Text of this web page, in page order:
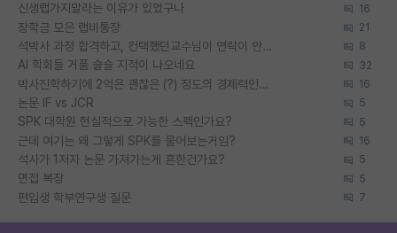
신생랩가지말라는 이유가 있었구나 16
장학금 모은 랩비통장 21
석박사 과정 합격하고, 컨택했던교수님이 연락이 안됩니다... 8
AI 학회들 거품 슬슬 지적이 나오네요 32
박사진학하기에 2억은 괜찮은 (?) 정도의 경제력인가요 16
논문 IF vs JCR 5
SPK 대학원 현실적으로 가능한 스펙인가요? 5
근데 여기는 왜 그렇게 SPK를 물어보는거임? 16
석사가 1저자 논문 가져가는게 흔한건가요? 5
면접 복장 5
편입생 학부연구생 질문 7